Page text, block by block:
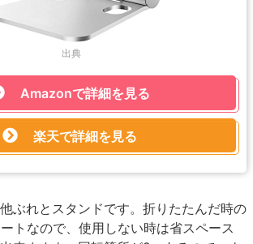
出典
Amazonで詳細を見る
楽天で詳細を見る
ぶれとスタンドです。折りたたんだ時の
トなので、使用しない時は省スペース